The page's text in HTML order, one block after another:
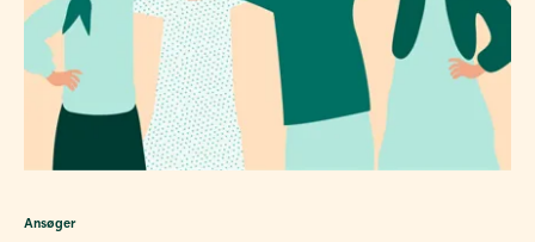
Ansøger